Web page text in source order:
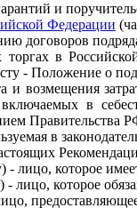
и
Федерации
договоров
торгах в
- Положение о
и возмещения
в
Правительства
в
- лицо, которое
лицо, которое